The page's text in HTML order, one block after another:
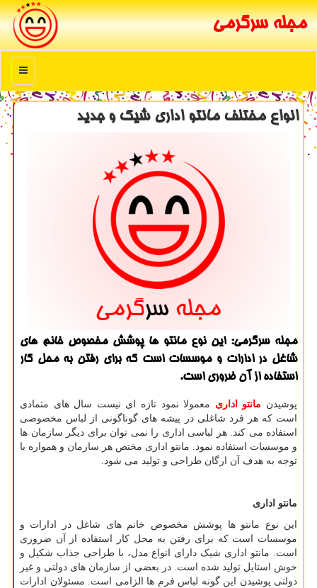
مجله سرگرمی
منو
انواع مختلف مانتو اداری شیك و جدید
مجله سرگرمی: این نوع مانتو ها پوشش مخصوص خانم های
شاغل در ادارات و موسسات است كه برای رفتن به محل كار
استفاده از آن ضروری است.
پوشیدن مانتو اداری معمولا نمود تازه ای نیست سال های متمادی
است که هر فرد شاغلی در پیشه های گوناگونی از لباس مخصوصی
استفاده می کند. هر لباسی اداری را نمی توان برای دیگر سازمان ها
و موسسات استفاده نمود. مانتو اداری مختص هر سازمان و همواره با
توجه به هدف آن ارگان طراحی و تولید می شود.
مانتو اداری
این نوع مانتو ها پوشش مخصوص خانم های شاغل در ادارات و
موسسات است که برای رفتن به محل کار استفاده از آن ضروری
است. مانتو اداری شیک دارای انواع مدل، با طراحی جذاب شکیل و
خوش استایل تولید شده است. در بعضی از سازمان های دولتی و غیر
دولتی پوشیدن این گونه لباس فرم ها الزامی است. مسئولان ادارات